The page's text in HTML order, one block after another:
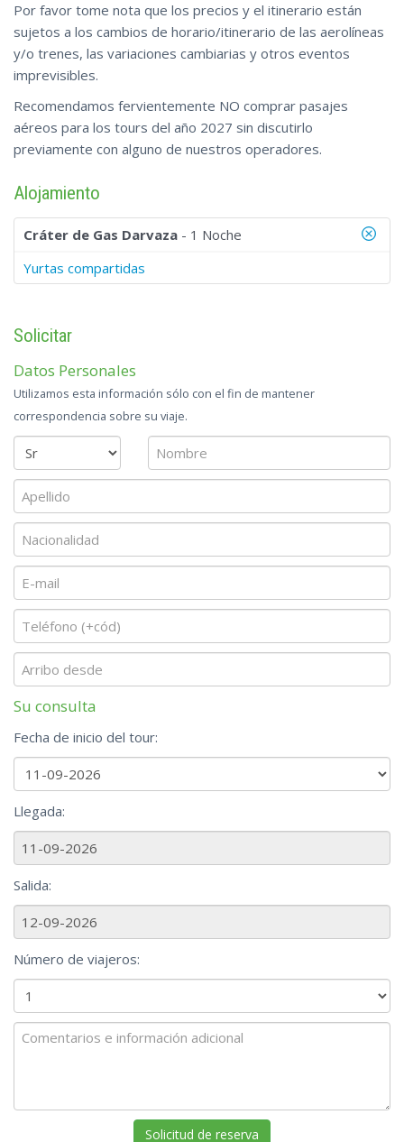
Por favor tome nota que los precios y el itinerario están
sujetos a los cambios de horario/itinerario de las aerolíneas
y/o trenes, las variaciones cambiarias y otros eventos
imprevisibles.
Recomendamos fervientemente NO comprar pasajes
aéreos para los tours del año 2027 sin discutirlo
previamente con alguno de nuestros operadores.
Alojamiento
Cráter de Gas Darvaza - 1 Noche
Yurtas compartidas
Solicitar
Datos Personales
Utilizamos esta información sólo con el fin de mantener
correspondencia sobre su viaje.
Su consulta
Fecha de inicio del tour:
Llegada:
Salida:
Número de viajeros: